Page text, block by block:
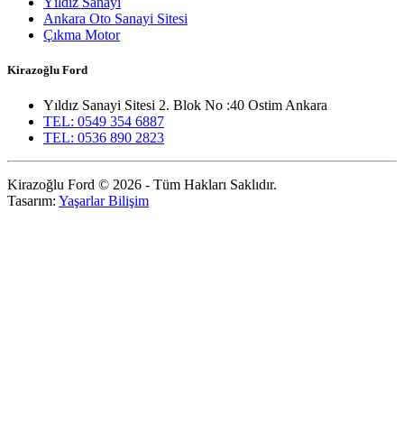
Ankara Oto Sanayi Sitesi
Çıkma Motor
Kirazoğlu Ford
Yıldız Sanayi Sitesi 2. Blok No :40 Ostim Ankara
TEL: 0549 354 6887
TEL: 0536 890 2823
Kirazoğlu Ford © 2026 - Tüm Hakları Saklıdır.
Tasarım: Yaşarlar Bilişim